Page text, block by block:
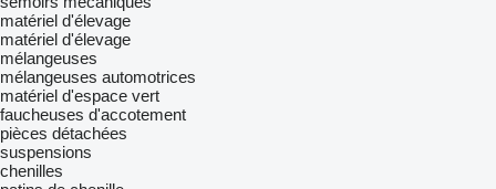
matériel d'élevage
matériel d'élevage
mélangeuses
mélangeuses automotrices
matériel d'espace vert
faucheuses d'accotement
pièces détachées
suspensions
chenilles